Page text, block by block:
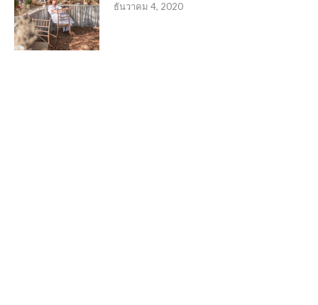
ธันวาคม 4, 2020